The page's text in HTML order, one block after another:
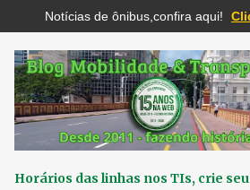
Pular para o conteúdo
Horários das linhas nos TIs, crie
Notícias de ônibus,confira aqui!